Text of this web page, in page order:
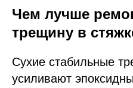
Чем лучше
трещину в
Сухие стабильные
усиливают